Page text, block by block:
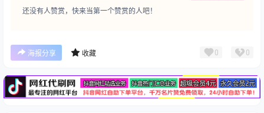
还没有人赞赏，快来当第一个赞赏的人吧！
海报分享 收藏 0 0
广告